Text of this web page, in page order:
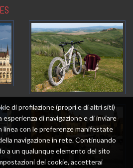
di profilazione (propri e di altri siti)
esperienza di navigazione e di inviare
linea con le preferenze manifestate
navigazione in rete. Continuando
a un qualunque elemento del sito
dei cookie, accetterai